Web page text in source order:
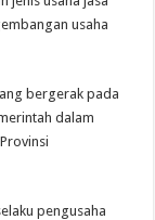
usaha
bergerak pada
dalam
pengusaha